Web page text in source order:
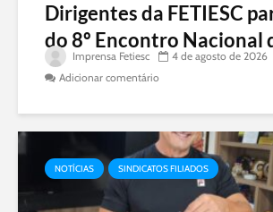
Dirigentes da FETIESC
do 8º Encontro Nacional
Imprensa Fetiesc 4 de agosto de 2026
Adicionar comentário
NOTÍCIAS SINDICATOS FILIADOS